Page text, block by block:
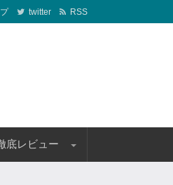
twitter RSS
底レビュー